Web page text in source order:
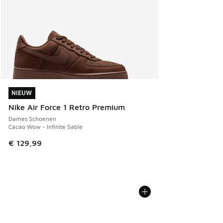
NIEUW
Nike Air Force 1 Retro Premium
Dames Schoenen
Cacao Wow - Infinite Sable
€ 129,99
NIEUW